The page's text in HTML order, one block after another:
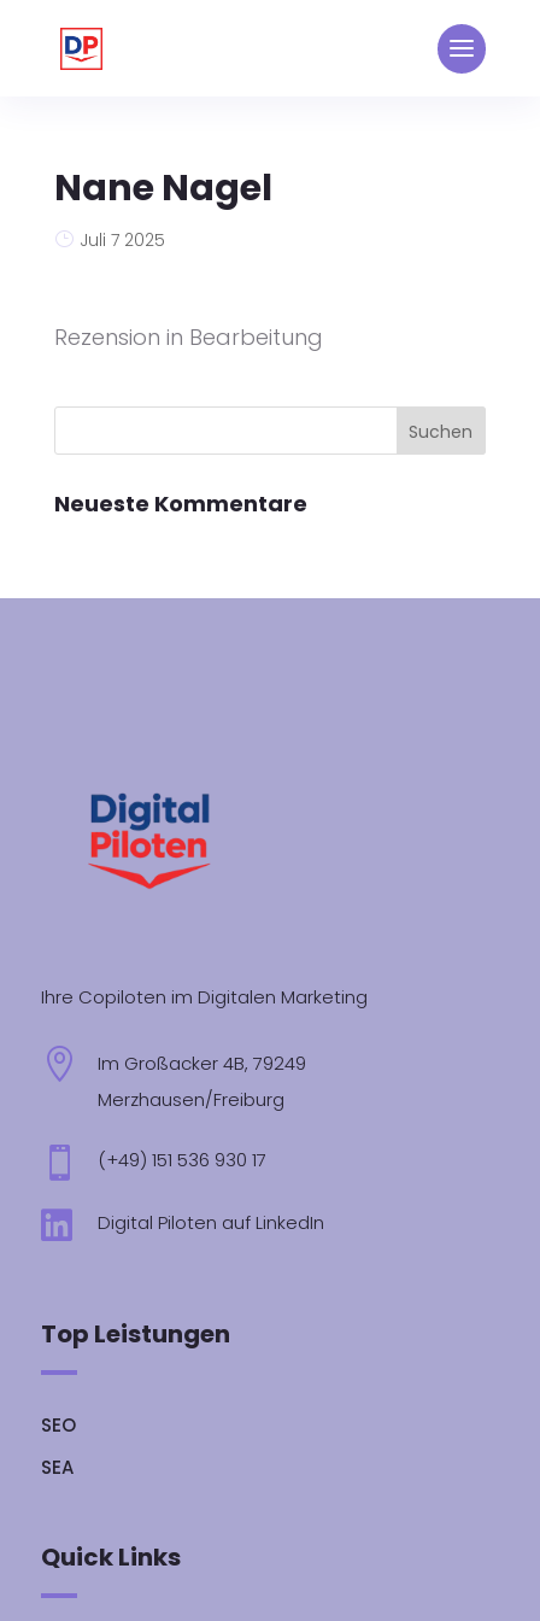
Nane Nagel
Juli 7 2025
Rezension in Bearbeitung
Neueste Kommentare
Ihre Copiloten im Digitalen Marketing

Im Großacker 4B, 79249
Merzhausen/Freiburg
 (+49) 151 536 930 17
 Digital Piloten auf LinkedIn
Top Leistungen
SEO
SEA
Quick Links